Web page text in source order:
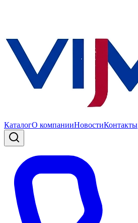
КаталогО компанииНовостиКонтакты